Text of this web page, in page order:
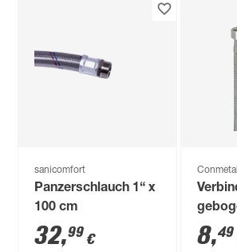
sanicomfort
Panzerschlauch 1“ x
100 cm
32,99 €
Conmetall
cm
8,49